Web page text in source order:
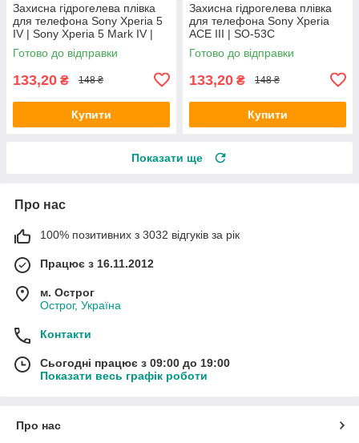
Захисна гідрогелева плівка
для телефона Sony Xperia 5
IV | Sony Xperia 5 Mark IV |
XQCQ54C0B
Готово до відправки
133,20 ₴ 148 ₴
Купити
Захисна гідрогелева плівка
для телефона Sony Xperia
ACE III | SO-53C
Готово до відправки
133,20 ₴ 148 ₴
Купити
Показати ще
Про нас
100% позитивних з 3032 відгуків за рік
Працює з 16.11.2012
м. Острог
Острог, Україна
Контакти
Сьогодні працює з 09:00 до 19:00
Показати весь графік роботи
Про нас